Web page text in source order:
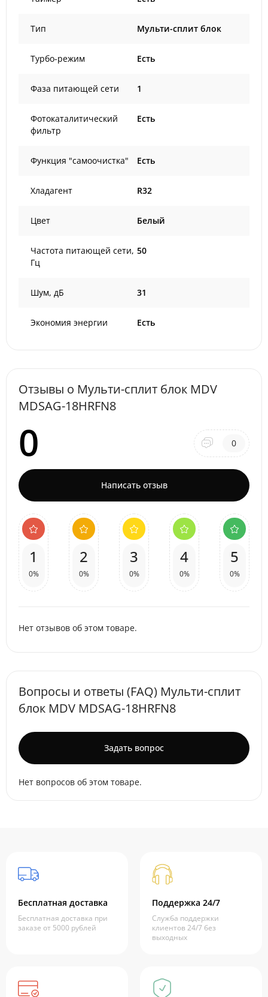
Тип Мульти-сплит блок
Турбо-режим Есть
Фаза питающей сети 1
Фотокаталитический
фильтр
Есть
Функция "самоочистка" Есть
Хладагент R32
Цвет Белый
Частота питающей сети,
Гц
50
Шум, дБ 31
Экономия энергии Есть
Отзывы о Мульти-сплит блок MDV
MDSAG-18HRFN8
0 0
Написать отзыв
1
0%
2
0%
3
0%
4
0%
5
0%
Нет отзывов об этом товаре.
Вопросы и ответы (FAQ) Мульти-сплит
блок MDV MDSAG-18HRFN8
Задать вопрос
Нет вопросов об этом товаре.
Бесплатная доставка
Бесплатная доставка при
заказе от 5000 рублей
Поддержка 24/7
Служба поддержки
клиентов 24/7 без
выходных